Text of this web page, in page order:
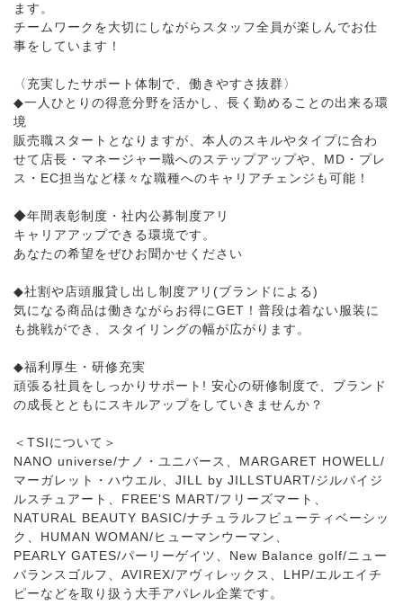
ます。
チームワークを大切にしながらスタッフ全員が楽しんでお仕
事をしています！
〈充実したサポート体制で、働きやすさ抜群〉
◆一人ひとりの得意分野を活かし、長く勤めることの出来る環
境
販売職スタートとなりますが、本人のスキルやタイプに合わ
せて店長・マネージャー職へのステップアップや、MD・プレ
ス・EC担当など様々な職種へのキャリアチェンジも可能！
◆年間表彰制度・社内公募制度アリ
キャリアアップできる環境です。
あなたの希望をぜひお聞かせください
◆社割や店頭服貸し出し制度アリ(ブランドによる)
気になる商品は働きながらお得にGET！普段は着ない服装に
も挑戦ができ、スタイリングの幅が広がります。
◆福利厚生・研修充実
頑張る社員をしっかりサポート! 安心の研修制度で、ブランド
の成長とともにスキルアップをしていきませんか？
＜TSIについて＞
NANO universe/ナノ・ユニバース、MARGARET HOWELL/
マーガレット・ハウエル、JILL by JILLSTUART/ジルバイジ
ルスチュアート、FREE'S MART/フリーズマート、
NATURAL BEAUTY BASIC/ナチュラルフビューティベーシッ
ク、HUMAN WOMAN/ヒューマンウーマン、
PEARLY GATES/パーリーゲイツ、New Balance golf/ニュー
バランスゴルフ、AVIREX/アヴィレックス、LHP/エルエイチ
ピーなどを取り扱う大手アパレル企業です。